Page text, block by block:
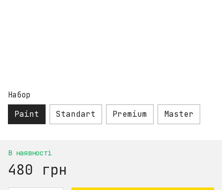
Набор
Paint Standart Premium Master
В наявності
480 грн